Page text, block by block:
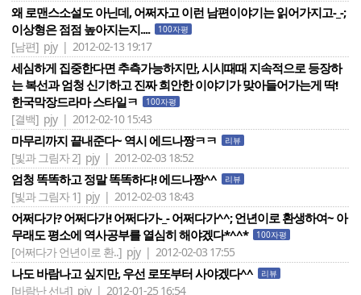
왜 로맨스소설도 아닌데, 어쩌자고 이런 남편이야기는 읽어가지고-_-;
이상형은 점점 높아지는지....
100자평
[남편] pjy | 2012-02-13 19:17
세심하게 집중한다면 추측가능하지만, 시시때때 지속적으로 등장하
는 복선과 엄청 신기하고 진짜 희안한 이야기가 맞아들어가는게 딱!
한국막장드라마 스타일ㅋ
100자평
[결백] pjy | 2012-02-10 15:43
마무리까지 끝내준다~ 역시 에드나짱ㅋㅋ 리뷰
[빛과 그림자 2] pjy | 2012-02-03 18:52
엄청 똑똑하고 정말 똑똑하다! 에드나짱^^ 리뷰
[빛과 그림자 1] pjy | 2012-02-03 18:43
어쩌다가? 어쩌다가! 어쩌다가-_- 어쩌다가^^; 언년이로 환생하여~ 아
무래도 평소에 역사공부를 열심히 해야겠다*^^*
100자평
[어쩌다가 언년이로 환..] pjy | 2012-02-03 17:55
나도 바람나고 싶지만, 우선 로또부터 사야겠다^^ 리뷰
[바람난 선녀] pjy | 2012-01-25 16:54